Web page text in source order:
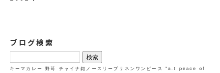
ブログ検索
検
索:
キーマカレー 野苺 チャイナ釦ノースリーブリネンワンピース “a.t peace of